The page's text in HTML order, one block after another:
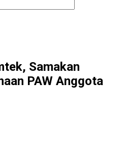
Samakan
PAW Anggota